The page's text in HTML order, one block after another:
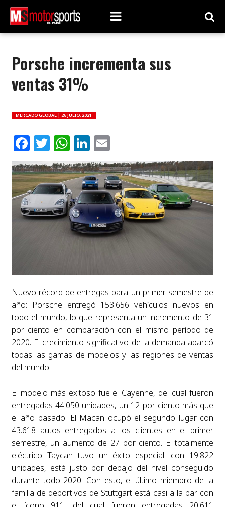
Porsche incrementa sus
ventas 31%
MERCADO GLOBAL | 26 JULIO, 2021
Facebook
Twitter
WhatsApp
LinkedIn
Email
Nuevo récord de entregas para un primer semestre de
año: Porsche entregó 153.656 vehículos nuevos en
todo el mundo, lo que representa un incremento de 31
por ciento en comparación con el mismo período de
2020. El crecimiento significativo de la demanda abarcó
todas las gamas de modelos y las regiones de ventas
del mundo.
El modelo más exitoso fue el Cayenne, del cual fueron
entregadas 44.050 unidades, un 12 por ciento más que
el año pasado. El Macan ocupó el segundo lugar con
43.618 autos entregados a los clientes en el primer
semestre, un aumento de 27 por ciento. El totalmente
eléctrico Taycan tuvo un éxito especial: con 19.822
unidades, está justo por debajo del nivel conseguido
durante todo 2020. Con esto, el último miembro de la
familia de deportivos de Stuttgart está casi a la par con